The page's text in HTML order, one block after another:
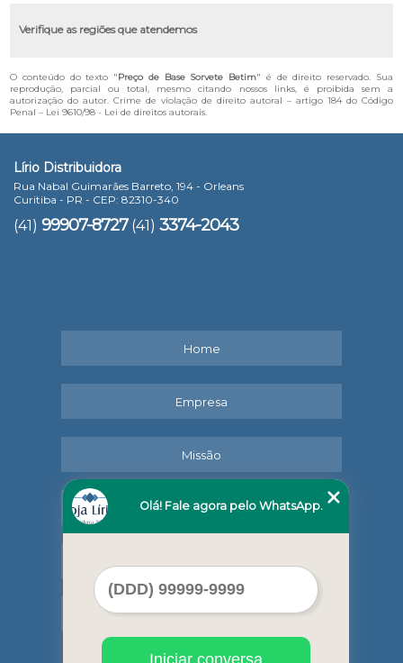
Verifique as regiões que atendemos
O conteúdo do texto "Preço de Base Sorvete Betim" é de direito reservado. Sua
reprodução, parcial ou total, mesmo citando nossos links, é proibida sem a
autorização do autor. Crime de violação de direito autoral – artigo 184 do Código
Penal – Lei 9610/98 - Lei de direitos autorais.
Lírio Distribuidora
Rua Nabal Guimarães Barreto, 194 - Orleans
Curitiba - PR - CEP: 82310-340
(41) 99907-8727 (41) 3374-2043
Home
Empresa
Missão
Serviços
Mapa do site
Olá! Fale agora pelo WhatsApp.
Iniciar conversa